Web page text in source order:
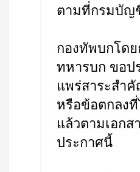
ตามที่กรมบัญ
กองทัพบกโด
ทหารบก ขอป
แพร่สาระสำ
หรือข้อตกลง
แล้วตามเอก
ประกาศนี้